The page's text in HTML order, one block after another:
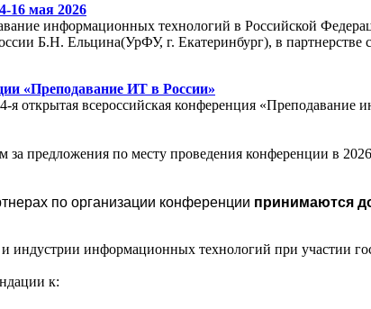
16 мая 2026
информационных технологий в Российской
Б.Н. Ельцина(УрФУ, г. Екатеринбург), в
«Преподавание ИТ в России»
я открытая всероссийская конференция
предложения по месту проведения конференции в
по организации конференции принимаются до
информационных технологий при участии
к: